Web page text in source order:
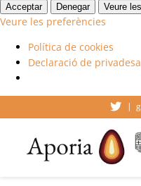
Acceptar Denegar Veure
Veure les preferències
Política de cookies
Declaració de privadesa
to
|